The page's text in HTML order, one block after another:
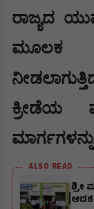
ರಾಜ್ಯದ
ಮೂಲಕ
ಕ್ರೀಡೆಯ
ALSO READ
ಶ್ರೀ